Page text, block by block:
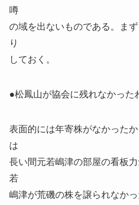
噂
の域を出ないものである。ま
り
しておく。
●松鳳山が協会に残れなかった
表面的には年寄株がなかった
は
長い間元若嶋津の部屋の看板
若
嶋津が荒磯の株を譲られなかっ